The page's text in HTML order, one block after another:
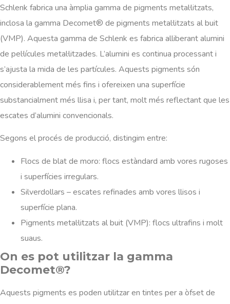
Schlenk fabrica una àmplia gamma de pigments metal·litzats,
inclosa la gamma Decomet® de pigments metal·litzats al buit
(VMP). Aquesta gamma de Schlenk es fabrica alliberant alumini
de pel·lícules metal·litzades. L’alumini es continua processant i
s’ajusta la mida de les partícules. Aquests pigments són
considerablement més fins i ofereixen una superfície
substancialment més llisa i, per tant, molt més reflectant que les
escates d’alumini convencionals.
Segons el procés de producció, distingim entre:
Flocs de blat de moro: flocs estàndard amb vores rugoses
i superfícies irregulars.
Silverdollars – escates refinades amb vores llisos i
superfície plana.
Pigments metal·litzats al buit (VMP): flocs ultrafins i molt
suaus.
On es pot utilitzar la gamma
Decomet®?
Aquests pigments es poden utilitzar en tintes per a òfset de